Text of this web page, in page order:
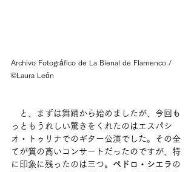
Archivo Fotográfico de La Bienal de Flamenco /
©Laura León
と、まずは舞踊から始めましたが、今回も
っともうれしい驚きをくれたのはエスパシ
オ・トゥリナでのギター公演でした。その全
てが質の高いコンサートだったのですが、特
に印象に残ったのは三つ。 ペドロ・シエラ の